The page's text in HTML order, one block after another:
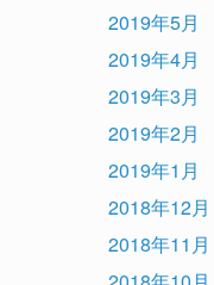
2019年5月
2019年4月
2019年3月
2019年2月
2019年1月
2018年12月
2018年11月